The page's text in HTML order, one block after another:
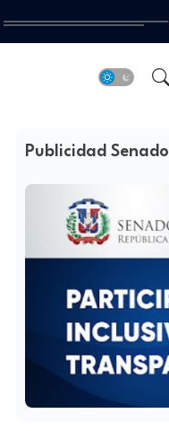
Publicidad Senado